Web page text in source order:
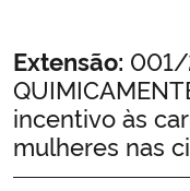
Ministério da Agricultura,
Ministério da Educação
Início do conteúdo
Extensão: 001/
incentivo às
mulheres nas